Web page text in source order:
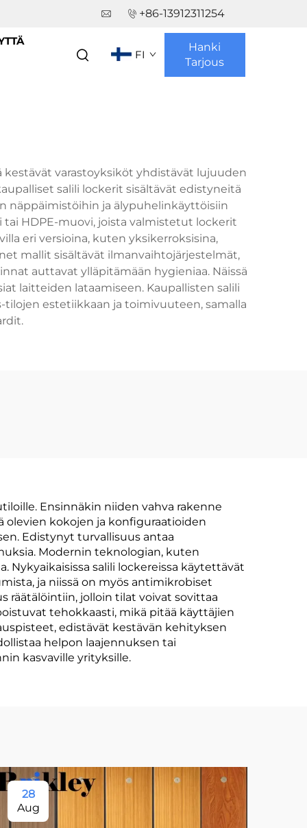
+86-13912311254
FI
Hanki
Tarjous
varastoyksiköt yhdistävät lujuuden
salili lockerit sisältävät edistyneitä
näppäimistöihin ja älypuhelinkäyttöisiin
HDPE-muovi, joista valmistetut lockerit
eri versioina, kuten yksikerroksisina,
mallit sisältävät ilmanvaihtojärjestelmät,
auttavat ylläpitämään hygieniaa. Näissä
laitteiden lataamiseen. Kaupallisten salili
estetiikkaan ja toimivuuteen, samalla
Ensinnäkin niiden vahva rakenne
olevien kokojen ja konfiguraatioiden
Edistynyt turvallisuus antaa
Modernin teknologian, kuten
salili lockereissa käytettävät
ja niissä on myös antimikrobiset
räätälöintiin, jolloin tilat voivat sovittaa
tehokkaasti, mikä pitää käyttäjien
edistävät kestävän kehityksen
helpon laajennuksen tai
kasvaville yrityksille.
28
Aug